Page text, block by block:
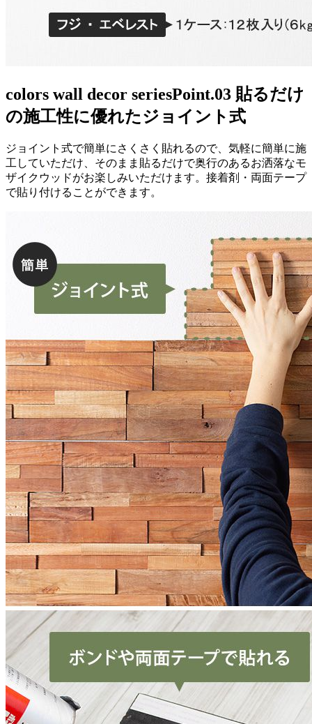
colors wall decor seriesPoint.03 貼るだけ
の施工性に優れたジョイント式
ジョイント式で簡単にさくさく貼れるので、気軽に簡単に施
工していただけ、そのまま貼るだけで奥行のあるお洒落なモ
ザイクウッドがお楽しみいただけます。接着剤・両面テープ
で貼り付けることができます。